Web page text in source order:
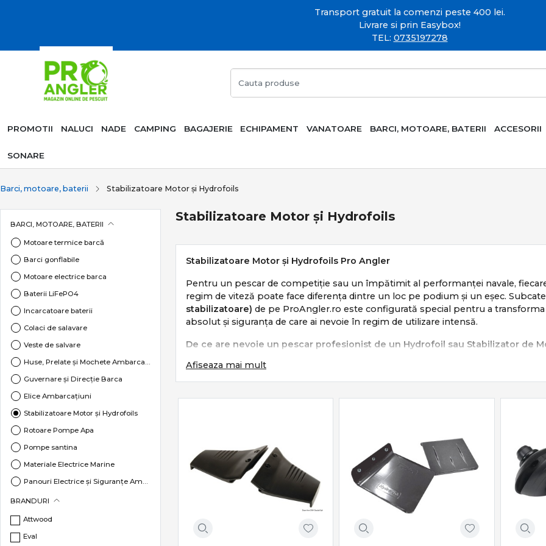
Transport gratuit la comenzi peste 400 lei.
Livrare si prin Easybox!
TEL: 0735197278
PROMOTII NALUCI NADE CAMPING BAGAJERIE ECHIPAMENT VANATOARE BARCI, MOTOARE, BATERII ACCESORII
SONARE
Barci, motoare, baterii Stabilizatoare Motor și Hydrofoils
BARCI, MOTOARE, BATERII
Motoare termice barcă
Barci gonflabile
Motoare electrice barca
Baterii LiFePO4
Incarcatoare baterii
Colaci de salavare
Veste de salvare
Huse, Prelate și Mochete Ambarcațiuni
Guvernare și Direcție Barca
Elice Ambarcațiuni
Stabilizatoare Motor și Hydrofoils
Rotoare Pompe Apa
Pompe santina
Materiale Electrice Marine
Panouri Electrice și Siguranțe Ambarcațiuni
Echipamente Peridoc
Ancore & ancore deriva
BRANDURI
Attwood
Eval
Stabilizatoare Motor și Hydrofoils
Stabilizatoare Motor și Hydrofoils Pro Angler
Pentru un pescar de competiție sau un împătimit al performanței navale,
regim de viteză poate face diferența dintre un loc pe podium și un eșec.
stabilizatoare) de pe ProAngler.ro este configurată special pentru a
absolut și siguranța de care ai nevoie în regim de utilizare intensă.
De ce are nevoie un pescar profesionist de un Hydrofoil sau Stabilizator de
Instalarea unui sistem de stabilizare de înaltă performanță direct pe placa
aduce avantaje imediate, esențiale pentru pescuitul sportiv și deplasările rapide
Glisare instantanee (Hole Shot ultra-rapid):Reduce drastic timpul necesar
Înlocuiește comportamentul de
drum impecabilă, chiar și pe ape agitate sau în viraje strânse.
Economie substanțială de combustibil: Prin optimizarea unghiului de atac
o turație mai mică, extinzându-ți autonomia de navigare.
Reducerea fenomenului de cavitație:Protejează elicea împotriva golurilor
în momentele critice.
Gamă Profesională de Sisteme de Stabilizare Marine
Pe ProAngler.ro selectăm exclusiv echipamente marine durabile, fabricate din
Afiseaza mai mult